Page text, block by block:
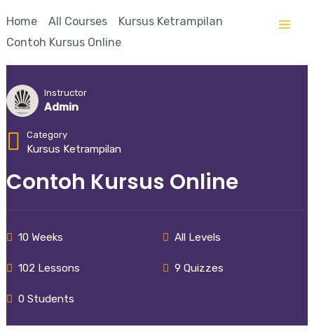
Home All Courses
Kursus Ketrampilan
Contoh Kursus Online
Instructor
Admin
Category
Kursus Ketrampilan
Contoh Kursus Online
10 Weeks All Levels
102 Lessons 9 Quizzes
0 Students